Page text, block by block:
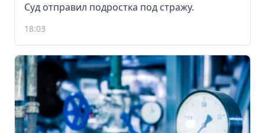
Суд отправил подростка под стражу.
18:03